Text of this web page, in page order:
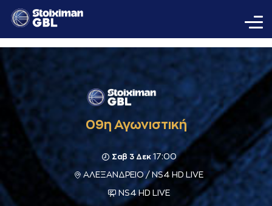
09η Αγωνιστική
Σαβ 3 Δεκ17:00
ΑΛΕΞΑΝΔΡΕΙΟ / NS4 HD LIVE
NS4 HD LIVE